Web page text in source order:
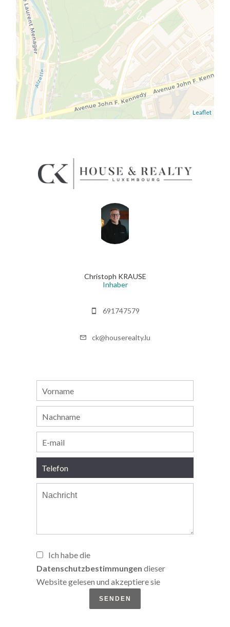
Leaflet
Christoph KRAUSE
Inhaber
691747579
ck@houserealty.lu
Ich habe die
Datenschutzbestimmungen dieser
Website gelesen und akzeptiere sie
SENDEN